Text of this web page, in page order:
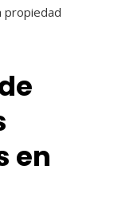
propiedad
en